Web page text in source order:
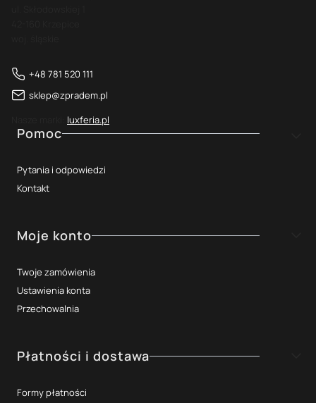
+48 781 520 111
sklep@zpradem.pl
luxferia.pl
Linki w stopce
Pomoc
Pytania i odpowiedzi
Kontakt
Moje konto
Twoje zamówienia
Ustawienia konta
Przechowalnia
Płatności i dostawa
Formy płatności